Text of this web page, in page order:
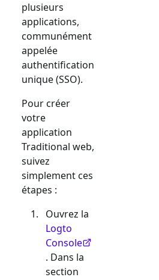
plusieurs
applications,
communément
appelée
authentification
unique (SSO).
Pour créer
votre
application
Traditional web,
suivez
simplement ces
étapes :
Ouvrez la
Logto
Console
. Dans la
section